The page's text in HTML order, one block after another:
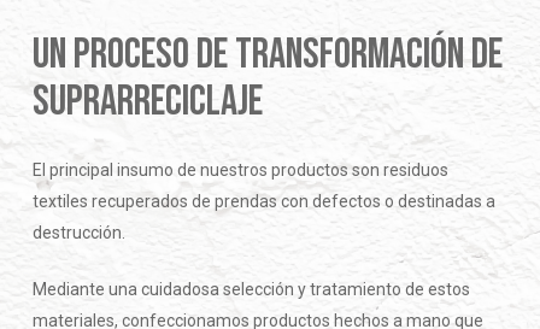
UN PROCESO DE TRANSFORMACIÓN DE
SUPRARRECICLAJE
El principal insumo de nuestros productos son residuos
textiles recuperados de prendas con defectos o destinadas a
destrucción.
Mediante una cuidadosa selección y tratamiento de estos
materiales, confeccionamos productos hechos a mano que